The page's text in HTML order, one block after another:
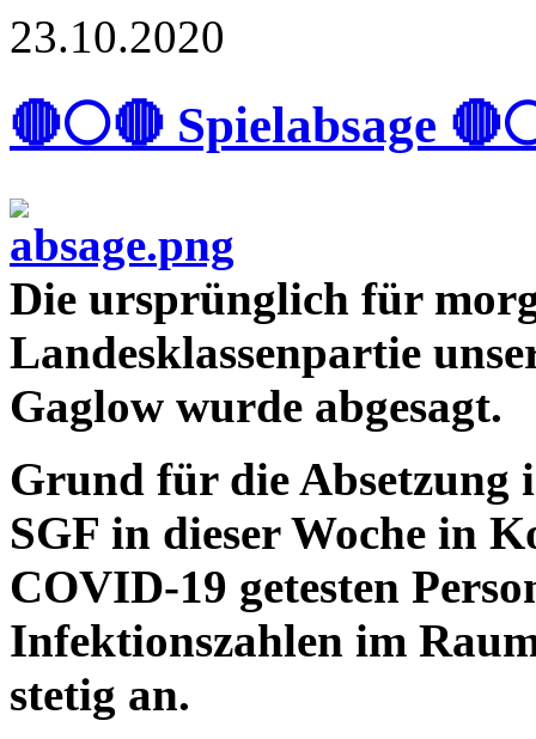
23.10.2020
🔴⚪🔴 Spielabsage
Die ursprünglich für
Landesklassenpartie
Gaglow wurde abgesagt.
Grund für die Absetzung
SGF in dieser Woche in
COVID-19 getesten
Infektionszahlen im
stetig an.